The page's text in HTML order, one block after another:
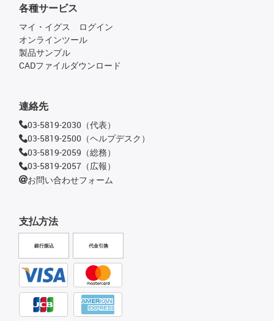
支払方法
銀行振込 代金引換
各種サービス
マイ・イグス ログイン
オンラインツール
製品サンプル
CADファイルダウンロード
連絡先
03-5819-2030（代表）
03-5819-2500（ヘルプデスク）
03-5819-2059（総務）
03-5819-2057（広報）
お問い合わせフォーム